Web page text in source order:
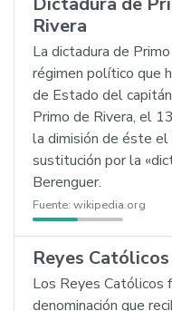
Rivera
La dictadura de
régimen político que
de Estado del
Primo de Rivera, el
la dimisión de éste
sustitución por la
Berenguer.
Fuente: wikipedia.org
Reyes Católicos
Los Reyes Católicos
denominación que